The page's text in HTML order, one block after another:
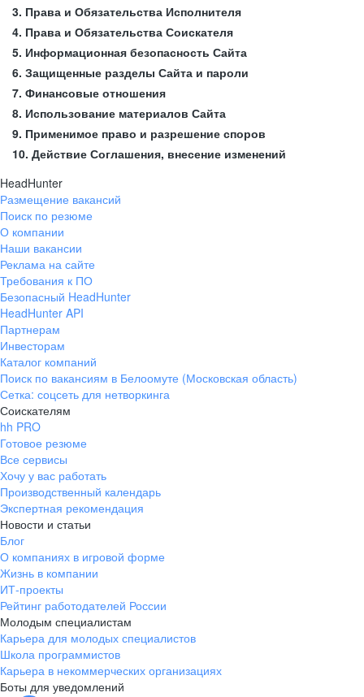
3. Права и Обязательства Исполнителя
4. Права и Обязательства Соискателя
5. Информационная безопасность Сайта
6. Защищенные разделы Сайта и пароли
7. Финансовые отношения
8. Использование материалов Сайта
9. Применимое право и разрешение споров
10. Действие Соглашения, внесение изменений
HeadHunter
Размещение вакансий
Поиск по резюме
О компании
Наши вакансии
Реклама на сайте
Требования к ПО
Безопасный HeadHunter
HeadHunter API
Партнерам
Инвесторам
Каталог компаний
Поиск по вакансиям в Белоомуте (Московская область)
Сетка: соцсеть для нетворкинга
Соискателям
hh PRO
Готовое резюме
Все сервисы
Хочу у вас работать
Производственный календарь
Экспертная рекомендация
Новости и статьи
Блог
О компаниях в игровой форме
Жизнь в компании
ИТ-проекты
Рейтинг работодателей России
Молодым специалистам
Карьера для молодых специалистов
Школа программистов
Карьера в некоммерческих организациях
Боты для уведомлений